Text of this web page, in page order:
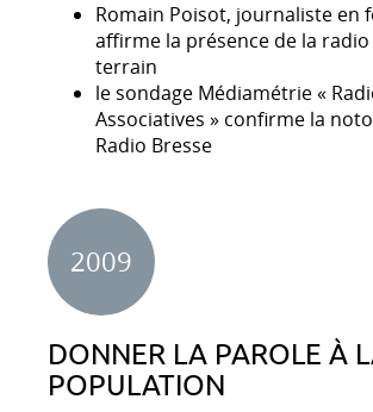
Romain Poisot, journaliste en
affirme la présence de la
terrain
le sondage Médiamétrie «
Associatives » confirme la
Radio Bresse
2009
DONNER LA PAROLE À
POPULATION